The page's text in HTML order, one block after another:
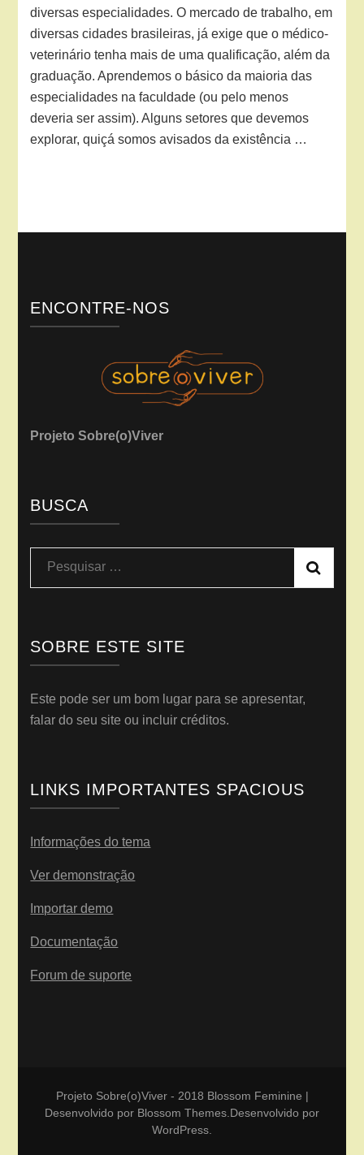
diversas especialidades. O mercado de trabalho, em
diversas cidades brasileiras, já exige que o médico-
veterinário tenha mais de uma qualificação, além da
graduação. Aprendemos o básico da maioria das
especialidades na faculdade (ou pelo menos
deveria ser assim). Alguns setores que devemos
explorar, quiçá somos avisados da existência …
ENCONTRE-NOS
Projeto Sobre(o)Viver
BUSCA
Pesquisar
por:
SOBRE ESTE SITE
Este pode ser um bom lugar para se apresentar,
falar do seu site ou incluir créditos.
LINKS IMPORTANTES SPACIOUS
Informações do tema
Ver demonstração
Importar demo
Documentação
Forum de suporte
Projeto Sobre(o)Viver - 2018 Blossom Feminine |
Desenvolvido por Blossom Themes.Desenvolvido por
WordPress.